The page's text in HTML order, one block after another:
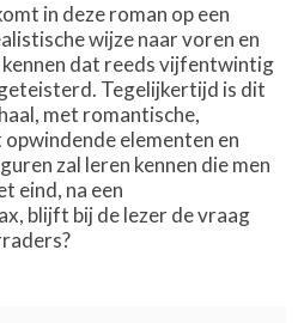
in deze roman op een
wijze naar voren en
dat reeds vijfentwintig
Tegelijkertijd is dit
met romantische,
elementen en
zal leren kennen die men
eind, na een
blijft bij de lezer de vraag